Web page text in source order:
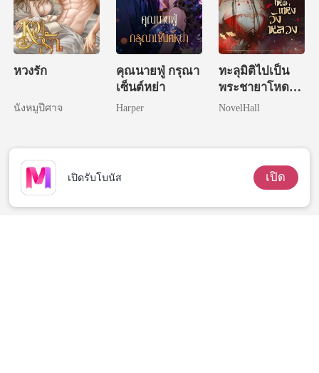
หวงรัก
นังหมูปีศาจ
คุณนายฟู่ กรุณา
เซ็นต์หย่า
Harper
ทะลุมิติไปเป็น
พระชายาโหด
แห่งวังหลวง
NovelHall
เปิดรับโบนัส เปิด